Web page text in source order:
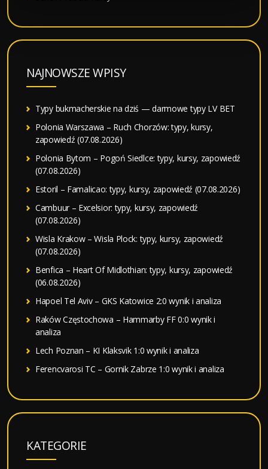
NAJNOWSZE WPISY
Typy bukmacherskie na dziś — darmowe typy LV BET
Polonia Warszawa – Ruch Chorzów: typy, kursy,
zapowiedź (07.08.2026)
Polonia Bytom – Pogoń Siedlce: typy, kursy, zapowiedź
(07.08.2026)
Estoril – Famalicao: typy, kursy, zapowiedź (07.08.2026)
Cambuur – Excelsior: typy, kursy, zapowiedź
(07.08.2026)
Wisla Krakow – Wisla Plock: typy, kursy, zapowiedź
(07.08.2026)
Benfica – Heart Of Midlothian: typy, kursy, zapowiedź
(06.08.2026)
Hapoel Tel Aviv – GKS Katowice 2:0 wynik i analiza
Raków Częstochowa – Hammarby FF 0:0 wynik i
analiza
Lech Poznan – KI Klaksvik 1:0 wynik i analiza
Ferencvarosi TC – Gornik Zabrze 1:0 wynik i analiza
KATEGORIE